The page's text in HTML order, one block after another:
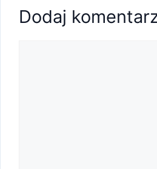
Dodaj